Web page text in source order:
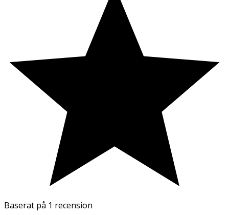
Baserat på 1 recension